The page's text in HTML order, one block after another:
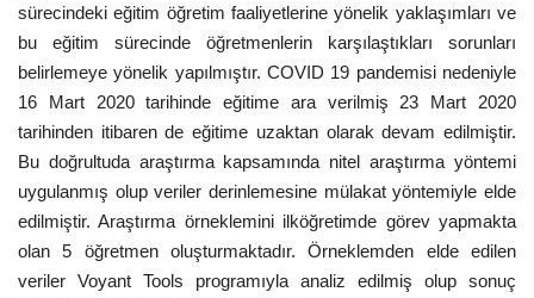
sürecindeki eğitim öğretim faaliyetlerine yönelik yaklaşımları ve
bu eğitim sürecinde öğretmenlerin karşılaştıkları sorunları
belirlemeye yönelik yapılmıştır. COVID 19 pandemisi nedeniyle
16 Mart 2020 tarihinde eğitime ara verilmiş 23 Mart 2020
tarihinden itibaren de eğitime uzaktan olarak devam edilmiştir.
Bu doğrultuda araştırma kapsamında nitel araştırma yöntemi
uygulanmış olup veriler derinlemesine mülakat yöntemiyle elde
edilmiştir. Araştırma örneklemini ilköğretimde görev yapmakta
olan 5 öğretmen oluşturmaktadır. Örneklemden elde edilen
veriler Voyant Tools programıyla analiz edilmiş olup sonuç